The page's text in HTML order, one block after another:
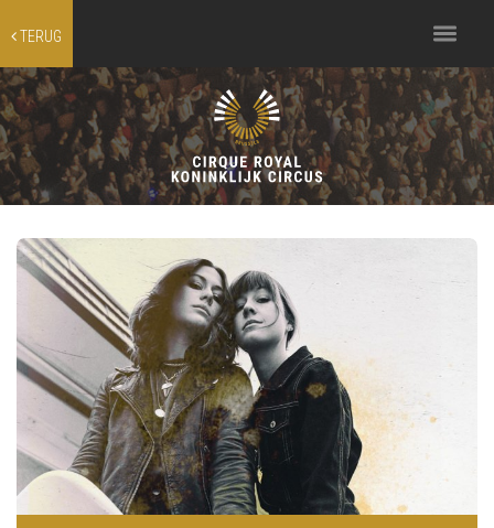
TERUG
Toggle
navigation